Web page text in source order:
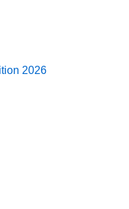
2026